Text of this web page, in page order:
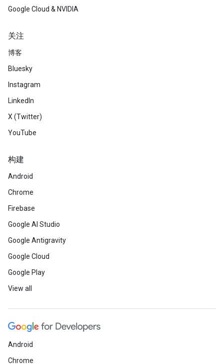
Google Cloud & NVIDIA
关注
博客
Bluesky
Instagram
LinkedIn
X (Twitter)
YouTube
构建
Android
Chrome
Firebase
Google AI Studio
Google Antigravity
Google Cloud
Google Play
View all
Android
Chrome